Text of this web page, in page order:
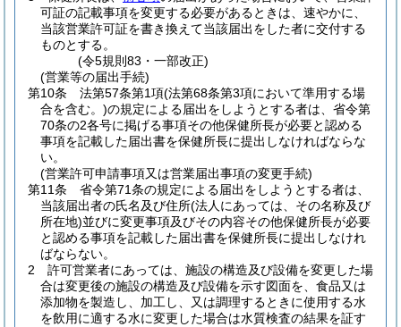
可証の記載事項を変更する必要があるときは、速やかに、
当該営業許可証を書き換えて当該届出をした者に交付する
ものとする。
(令5規則83・一部改正)
(営業等の届出手続)
第10条
法第57条第1項(法第68条第3項において準用する場
合を含む。)の規定による届出をしようとする者は、省令第
70条の2各号に掲げる事項その他保健所長が必要と認める
事項を記載した届出書を保健所長に提出しなければならな
い。
(営業許可申請事項又は営業届出事項の変更手続)
第11条
省令第71条の規定による届出をしようとする者は、
当該届出者の氏名及び住所(法人にあっては、その名称及び
所在地)並びに変更事項及びその内容その他保健所長が必要
と認める事項を記載した届出書を保健所長に提出しなけれ
ばならない。
2
許可営業者にあっては、施設の構造及び設備を変更した場
合は変更後の施設の構造及び設備を示す図面を、食品又は
添加物を製造し、加工し、又は調理するときに使用する水
を飲用に適する水に変更した場合は水質検査の結果を証す